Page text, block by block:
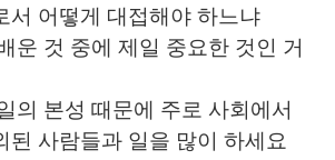
서 어떻게 대접해야 하느냐
운 것 중에 제일 중요한 것인 거
의 본성 때문에 주로 사회에서
된 사람들과 일을 많이 하세요